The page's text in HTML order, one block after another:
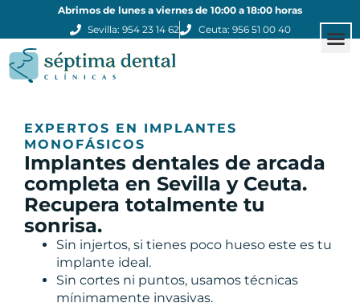
Abrimos de lunes a viernes de 10:00 a 18:00 horas
Sevilla: 954 23 14 62
Ceuta: 956 51 00 40
EXPERTOS EN IMPLANTES
MONOFÁSICOS
Implantes dentales de arcada
completa en Sevilla y Ceuta.
Recupera totalmente tu
sonrisa.
Sin injertos, si tienes poco hueso este es tu
implante ideal.
Sin cortes ni puntos, usamos técnicas
mínimamente invasivas.